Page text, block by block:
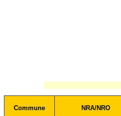
Commune NRA/NRO